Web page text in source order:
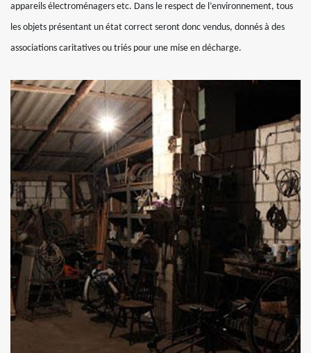
appareils électroménagers etc. Dans le respect de l’environnement, tous
les objets présentant un état correct seront donc vendus, donnés à des
associations caritatives ou triés pour une mise en décharge.